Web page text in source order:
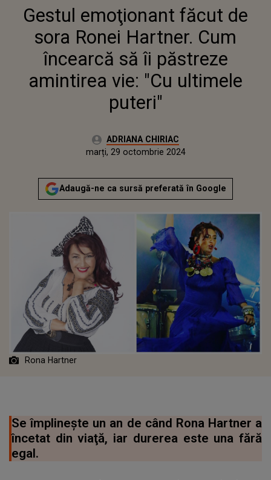
DE SORA RONEI HARTNER. CUM
ÎNCEARCĂ SĂ ÎI PĂSTREZE
AMINTIREA VIE: "CU ULTIMELE
PUTERI"
Gestul emoţionant făcut de
sora Ronei Hartner. Cum
încearcă să îi păstreze
amintirea vie: "Cu ultimele
puteri"
Autor:ADRIANA CHIRIAC
marți, 29 octombrie 2024Actualizat:
marți, 29 octombrie 2024
Adaugă-ne ca sursă preferată în Google
Rona Hartner
Se împlineşte un an de când Rona Hartner a
încetat din viaţă, iar durerea este una fără
egal.